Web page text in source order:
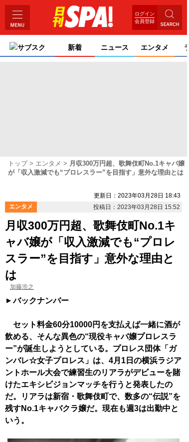
ログイン
会員登録
サブスク 新着 ニュース エンタメ
トップ エンタメ
月収300万円超、歌舞伎町No.1キャバ嬢
が「収入激減でも“プロレスラー”を目指す」意外な理由とは
更新日：2023年03月28日 18:43
エンタメ
投稿日：2023年03月28日 15:52
月収300万円超、歌舞伎町No.1キ
ャバ嬢が「収入激減でも“プロレ
スラー”を目指す」意外な理由と
は
加藤浩之
バックナンバー
セット料金60分10000円を支払えば一緒に酒が
飲める、そんな異色の“現役キャバ嬢プロレスラ
ー”が誕生しようとしている。プロレス団体「ガ
ンバレ☆女子プロレス」は、4月1日の横浜ラジア
ントホール大会で練習生のリアラがデビューを賭
けたエキシビジョンマッチを行うと発表したの
だ。リアラは新宿・歌舞伎町で、数多の“伝説”を
残すNo.1キャバクラ嬢だ。現在も週3は出勤中と
いう。